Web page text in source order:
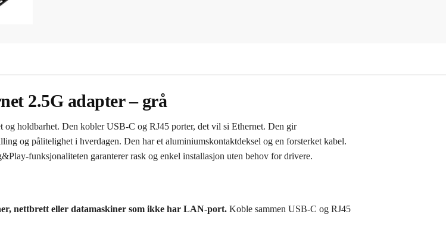
2.5G adapter – grå
og holdbarhet. Den kobler USB-C og RJ45 porter, det vil si Ethernet. Den gir
og pålitelighet i hverdagen. Den har et aluminiumskontaktdeksel og en forsterket kabel.
funksjonaliteten garanterer rask og enkel installasjon uten behov for drivere.
nettbrett eller datamaskiner som ikke har LAN-port.Koble sammen USB-C og RJ45